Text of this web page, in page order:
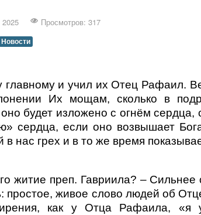
Просмотров: 317
Новости
и учил их Отец Рафаил.
Их мощам, сколько в
оно будет изложено с огнём
сердца, если оно возвышает
в нас грех и в то же время
житие преп. Гавриила? –
простое, живое слово людей об
как у Отца Рафаила,